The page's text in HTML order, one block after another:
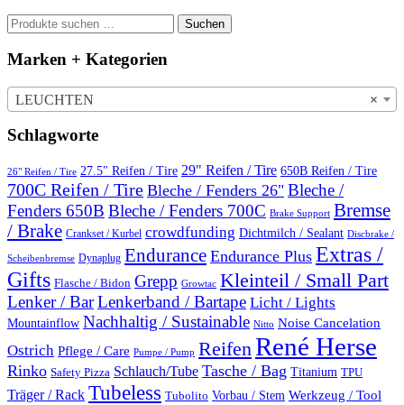
Suchen
nach:
Suchen
Marken + Kategorien
×
LEUCHTEN
Schlagworte
26" Reifen / Tire 27.5" Reifen / Tire 29" Reifen / Tire 650B Reifen / Tire
700C Reifen / Tire Bleche / Fenders 26" Bleche /
Fenders 650B Bleche / Fenders 700C Brake Support Bremse
/ Brake Crankset / Kurbel crowdfunding Dichtmilch / Sealant Discbrake /
Scheibenbremse Dynaplug Endurance Endurance Plus Extras /
Gifts Flasche / Bidon Grepp Growtac Kleinteil / Small Part
Lenker / BarLenkerband / Bartape Licht / Lights
Mountainflow Nachhaltig / Sustainable Nitto Noise Cancelation
Ostrich Pflege / Care Pumpe / Pump Reifen René Herse
Rinko Safety Pizza Schlauch/Tube Tasche / Bag Titanium TPU
Träger / Rack Tubeless Tubolito Vorbau / Stem Werkzeug / Tool